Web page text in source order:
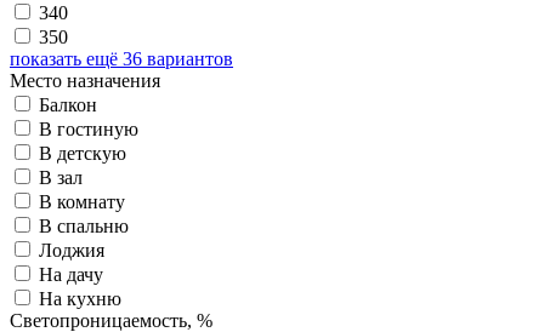
340
350
показать ещё 36 вариантов
Место назначения
Балкон
В гостиную
В детскую
В зал
В комнату
В спальню
Лоджия
На дачу
На кухню
Светопроницаемость, %